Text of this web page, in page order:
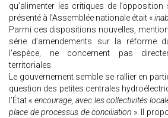
qu’alimenter les critiques de
présenté à l’Assemblée nationale était «
Parmi ces dispositions nouvelles,
série d’amendements sur la réforme
l’espèce, ne concernent pas
territoriales.
Le gouvernement semble se rallier en
question des petites centrales
l’État « encourage, avec les collectivités
place de processus de conciliation ». Il